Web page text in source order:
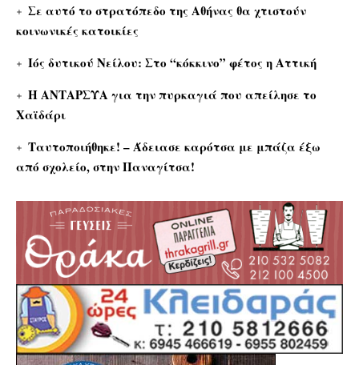
Σε αυτό το στρατόπεδο της Αθήνας θα χτιστούν
κοινωνικές κατοικίες
Ιός δυτικού Νείλου: Στο “κόκκινο” φέτος η Αττική
Η ΑΝΤΑΡΣΥΑ για την πυρκαγιά που απείλησε το
Χαϊδάρι
Ταυτοποιήθηκε! – Άδειασε καρότσα με μπάζα έξω
από σχολείο, στην Παναγίτσα!